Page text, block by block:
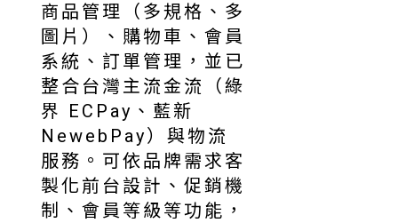
商品管理（多規格、多
圖片）、購物車、會員
系統、訂單管理，並已
整合台灣主流金流（綠
界 ECPay、藍新
NewebPay）與物流
服務。可依品牌需求客
製化前台設計、促銷機
制、會員等級等功能，